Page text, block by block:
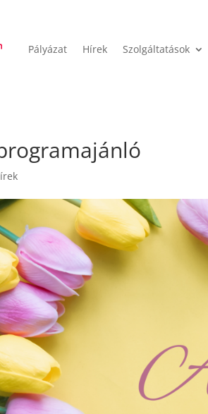
Pályázat Hírek Szolgáltatások